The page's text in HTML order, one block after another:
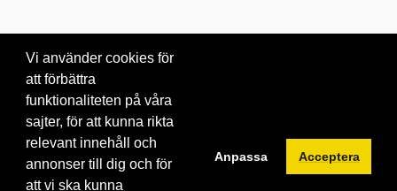
© 2026 Brainville AB. |Villkor för tjänsten
Byt språk:
Vi använder cookies för
att förbättra
funktionaliteten på våra
sajter, för att kunna rikta
relevant innehåll och
annonser till dig och för
att vi ska kunna
Anpassa Acceptera